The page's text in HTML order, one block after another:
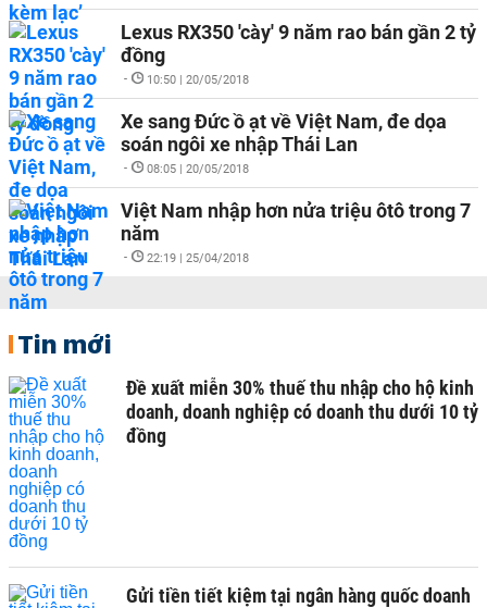
Lexus RX350 'cày' 9 năm rao bán gần 2 tỷ
đồng
- 10:50 | 20/05/2018
Xe sang Đức ồ ạt về Việt Nam, đe dọa
soán ngôi xe nhập Thái Lan
- 08:05 | 20/05/2018
Việt Nam nhập hơn nửa triệu ôtô trong 7
năm
- 22:19 | 25/04/2018
Tin mới
Đề xuất miễn 30% thuế thu nhập cho hộ kinh
doanh, doanh nghiệp có doanh thu dưới 10 tỷ
đồng
Gửi tiền tiết kiệm tại ngân hàng quốc doanh